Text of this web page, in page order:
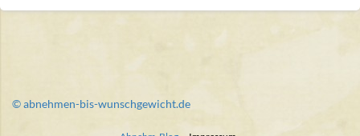
© abnehmen-bis-wunschgewicht.de